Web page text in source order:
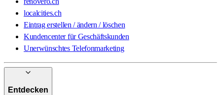
localcities.ch
Eintrag erstellen / ändern / löschen
Kundencenter für Geschäftskunden
Unerwünschtes Telefonmarketing
Entdecken